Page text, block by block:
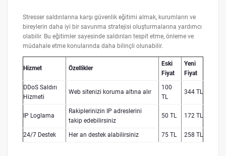
Stresser saldırılarına karşı güvenlik eğitimi almak, kurumların ve
bireylerin daha iyi bir savunma stratejisi oluşturmalarına yardımcı
olabilir. Bu eğitimler sayesinde saldırıları tespit etme, önleme ve
müdahale etme konularında daha bilinçli olunabilir.
Hizmet Özellikler
Eski
Fiyat
Yeni
Fiyat
DDoS Saldırı
Hizmeti
Web sitenizi koruma altına alır
100
TL
344 TL
IP Loglama
Rakiplerinizin IP adreslerini
takip edebilirsiniz
50 TL 172 TL
24/7 Destek Her an destek alabilirsiniz 75 TL 258 TL